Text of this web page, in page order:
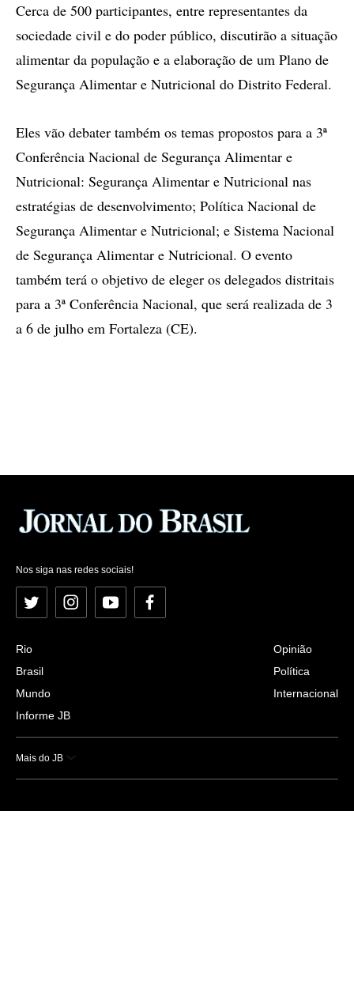
Cerca de 500 participantes, entre representantes da
sociedade civil e do poder público, discutirão a situação
alimentar da população e a elaboração de um Plano de
Segurança Alimentar e Nutricional do Distrito Federal.
Eles vão debater também os temas propostos para a 3ª
Conferência Nacional de Segurança Alimentar e
Nutricional: Segurança Alimentar e Nutricional nas
estratégias de desenvolvimento; Política Nacional de
Segurança Alimentar e Nutricional; e Sistema Nacional
de Segurança Alimentar e Nutricional. O evento
também terá o objetivo de eleger os delegados distritais
para a 3ª Conferência Nacional, que será realizada de 3
a 6 de julho em Fortaleza (CE).
Nos siga nas redes sociais!
Twitter InstagramYouTubeFacebook
Rio
Brasil
Mundo
Informe JB
Opinião
Política
Internacional
Mais do JB
Esportes